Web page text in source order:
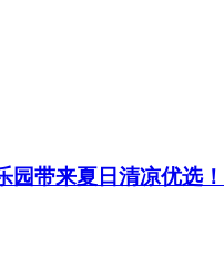
带来夏日清凉优选！